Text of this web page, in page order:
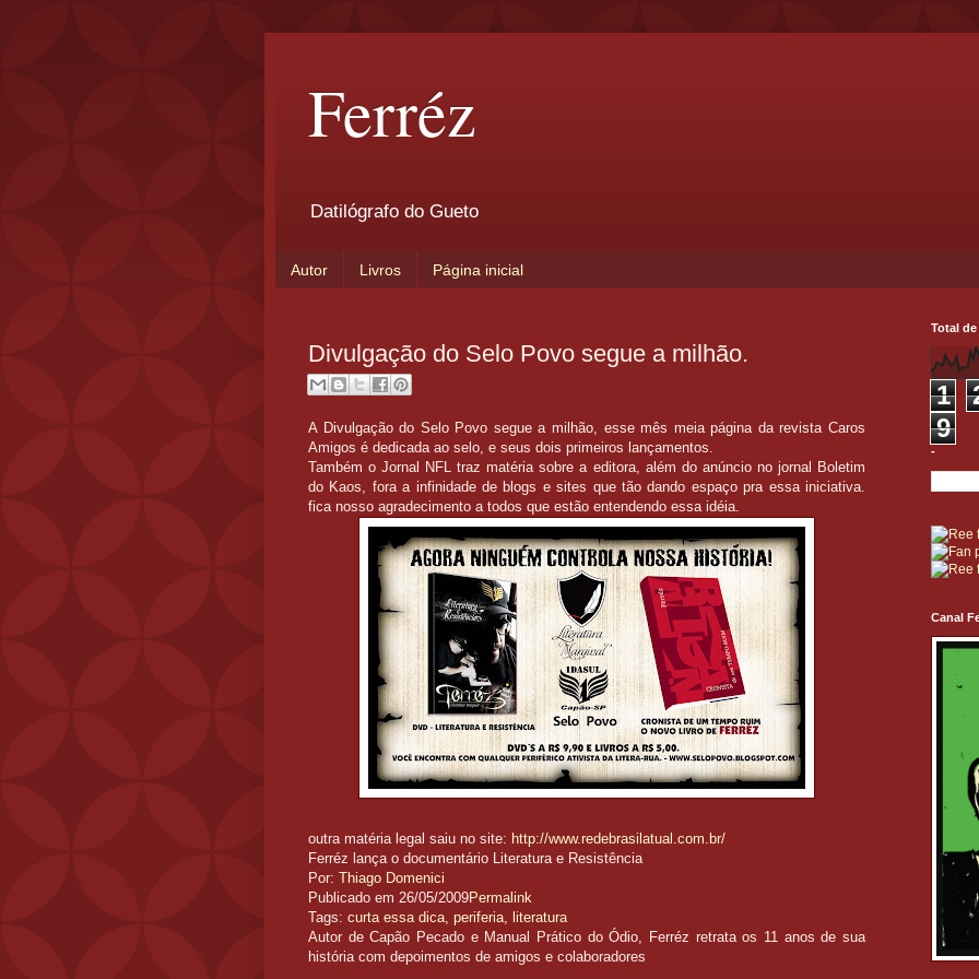
Ferréz
Datilógrafo do Gueto
Autor Livros Página inicial
Divulgação do Selo Povo segue a milhão.
A Divulgação do Selo Povo segue a milhão, esse mês meia página da revista Caros
Amigos é dedicada ao selo, e seus dois primeiros lançamentos.
Também o Jornal NFL traz matéria sobre a editora, além do anúncio no jornal Boletim
do Kaos, fora a infinidade de blogs e sites que tão dando espaço pra essa iniciativa.
fica nosso agradecimento a todos que estão entendendo essa idéia.
outra matéria legal saiu no site: http://www.redebrasilatual.com.br/
Ferréz lança o documentário Literatura e Resistência
Por: Thiago Domenici
Publicado em 26/05/2009Permalink
Tags: curta essa dica, periferia, literatura
Autor de Capão Pecado e Manual Prático do Ódio, Ferréz retrata os 11 anos de sua
história com depoimentos de amigos e colaboradores
Total
1
9
-
Canal